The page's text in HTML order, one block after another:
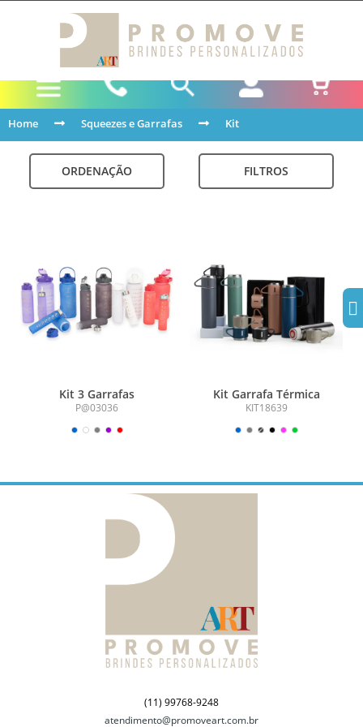
Home Squeezes e Garrafas Kit
ORDENAÇÃO FILTROS
Kit 3 Garrafas
P@03036
Kit Garrafa Térmica
KIT18639
(11) 99768-9248
atendimento@promoveart.com.br